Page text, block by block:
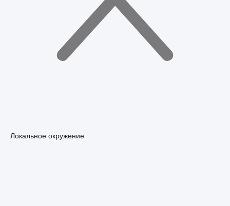
Локальное окружение